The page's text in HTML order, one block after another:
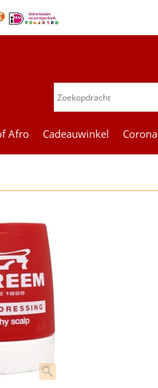
Afro Cadeauwinkel Corona